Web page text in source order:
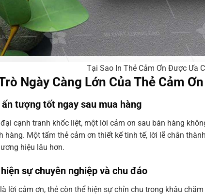
Tại Sao In Thẻ Cảm Ơn Được Ưa
Ngày Càng Lớn Của Thẻ Cảm
ấn tượng tốt ngay sau mua hàng
cạnh tranh khốc liệt, một lời cảm ơn sau bán hàng
hàng. Một tấm thẻ cảm ơn thiết kế tinh tế, lời lẽ chân
hiệu lâu hơn.
sự chuyên nghiệp và chu đáo
lời cảm ơn, thẻ còn thể hiện sự chỉn chu trong khâu